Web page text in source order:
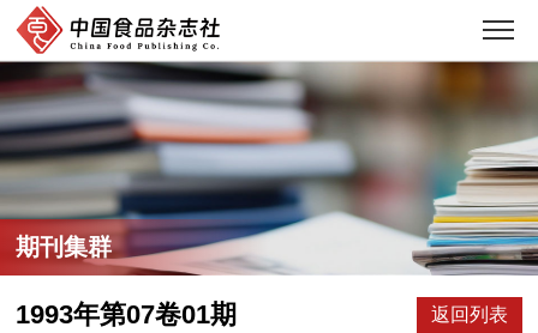
期刊集群
1993年第07卷01期 返回列表